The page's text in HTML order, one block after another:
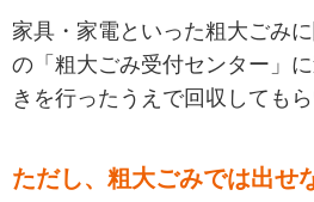
家具・家電といった粗大ごみ
の「粗大ごみ受付センター」
きを行ったうえで回収してもら
ただし、粗大ごみでは出せ